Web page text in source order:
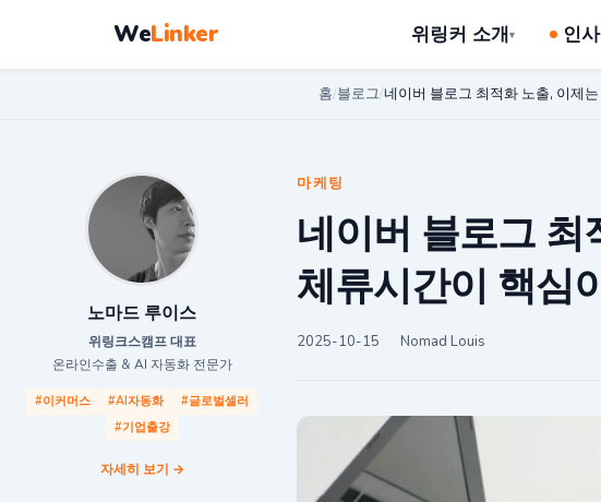
WeLinker 위링커 소개 인
홈/블로그/네이버 블로그 최적화 노출, 이제
노마드 루이스
위링크스캠프 대표
온라인수출 & AI 자동화 전문가
#이커머스 #AI자동화
#글로벌셀러
#기업출강
자세히 보기 →
마케팅
네이버 블로그
체류시간이 핵심
2025-10-15 Nomad Louis